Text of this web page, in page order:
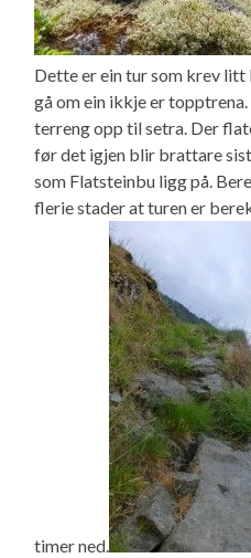
Dette er ein tur som krev litt
gå om ein ikkje er
terreng opp til setra. Der
før det igjen blir brattare
som Flatsteinbu ligg på.
flerie stader at turen er
timer ned.